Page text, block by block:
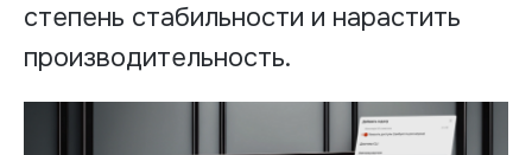
степень стабильности и нарастить
производительность.